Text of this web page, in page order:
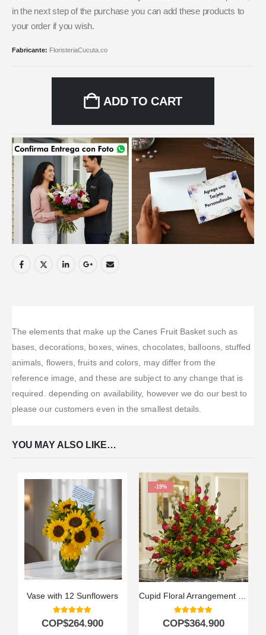
in the next step of the purchase you can add these products to
your order if you wish.
Fabricante: FloristeriaCucuta.co
ADD TO CART
The elements that make up the Canes Fruit Basket such as
bases, decorations, boxes, wines, chocolates, balloons, stuffed
animals, flowers, fruits and colors, may differ from the
reference image, and these are subject to any change that is
required. depending on availability, however we do our best to
please our customers even in the smallest details.
YOU MAY ALSO LIKE…
Vase with 12 Sunflowers
5.00out of 5
COP$264.900
-19%
5.00out of 5
COP$364.900